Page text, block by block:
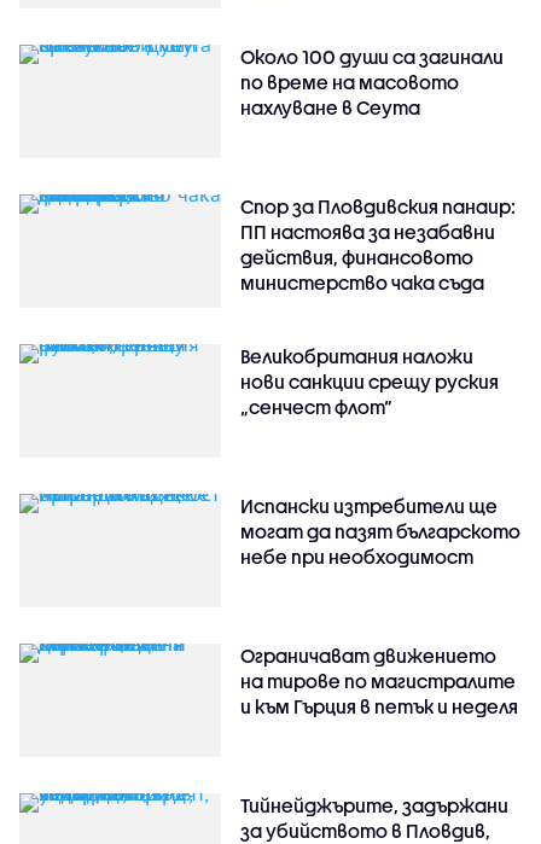
Около 100 души са загинали
по време на масовото
нахлуване в Сеута
Спор за Пловдивския панаир:
ПП настоява за незабавни
действия, финансовото
министерство чака съда
Великобритания наложи
нови санкции срещу руския
„сенчест флот“
Испански изтребители ще
могат да пазят българското
небе при необходимост
Ограничават движението
на тирове по магистралите
и към Гърция в петък и неделя
Тийнейджърите, задържани
за убийството в Пловдив,